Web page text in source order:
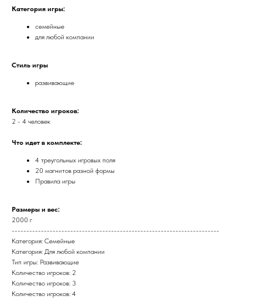
Категория игры:
семейные
для любой компании
Стиль игры
развивающие
Количество игроков:
2 - 4 человек
Что идет в комплекте:
4 треугольных игровых поля
20 магнитов разной формы
Правила игры
Размеры и вес:
2000 г
-----------------------------------------------------------------------
Категория: Семейные
Категория: Для любой компании
Тип игры: Развивающие
Количество игроков: 2
Количество игроков: 3
Количество игроков: 4